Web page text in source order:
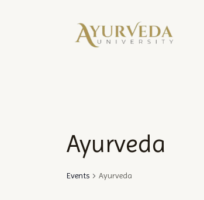
Ayurveda
Events Ayurveda